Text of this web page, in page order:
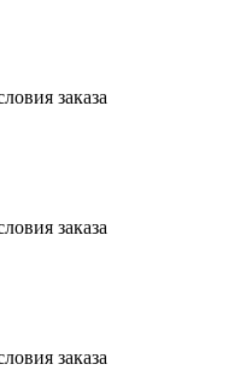
заказа
заказа
заказа